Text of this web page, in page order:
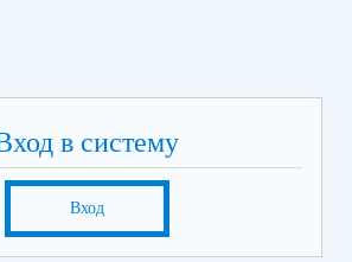
в систему
Вход